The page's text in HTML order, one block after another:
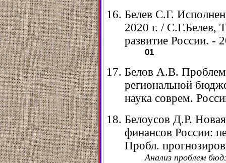
Белев С.Г.
2020 г. / С.Г.Белев,
развитие России. -
01
Белов А.В.
региональной
наука соврем.
Белоусов Д.Р.
финансов России:
Пробл.
Анализ проблем